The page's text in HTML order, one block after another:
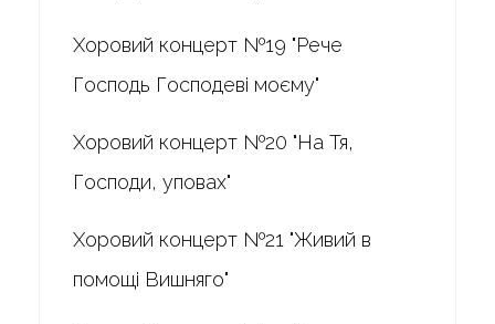
Хоровий концерт №19 "Рече
Господь Господеві моєму"
Хоровий концерт №20 "На Тя,
Господи, уповах"
Хоровий концерт №21 "Живий в
помощі Вишняго"